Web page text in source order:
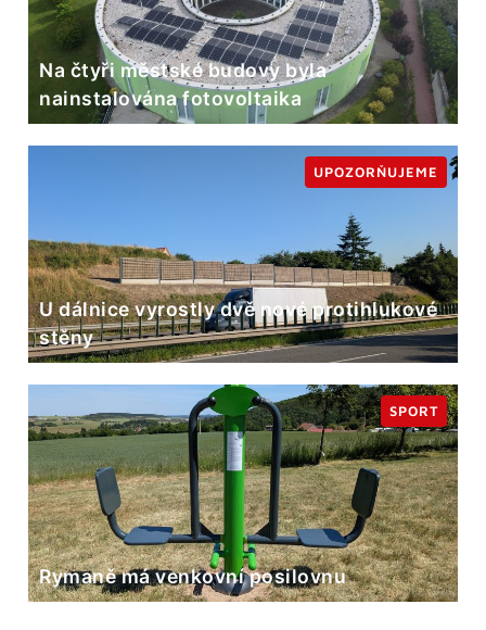
Na čtyři městské budovy byla
nainstalována fotovoltaika
U dálnice vyrostly dvě nové protihlukové
stěny
UPOZORŇUJEME
Rymaně má venkovní posilovnu
SPORT